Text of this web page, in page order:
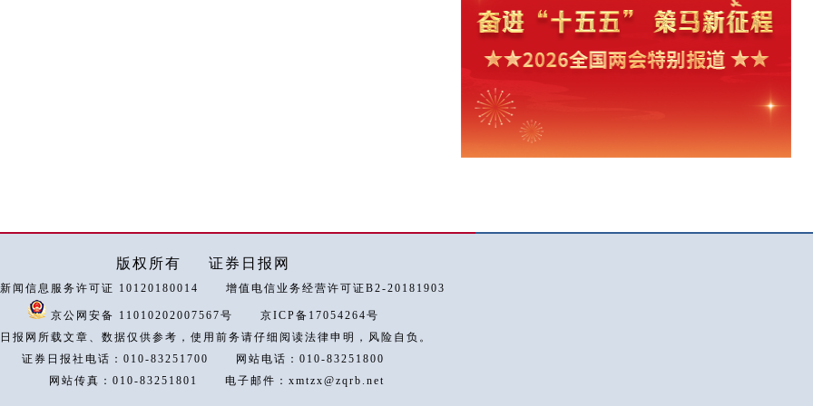
版权所有 证券日报网
闻信息服务许可证 10120180014 增值电信业务经营许可证B2-20181903
京公网安备 11010202007567号
京ICP备17054264号
报网所载文章、数据仅供参考，使用前务请仔细阅读法律申明，风险自负。
证券日报社电话：010-83251700
网站电话：010-83251800
网站传真：010-83251801
电子邮件：xmtzx@zqrb.net